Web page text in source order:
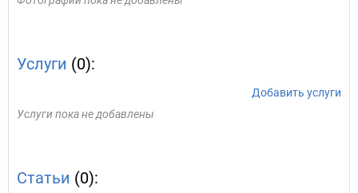
Услуги (0):
Добавить услуги
Услуги пока не добавлены
Статьи (0):